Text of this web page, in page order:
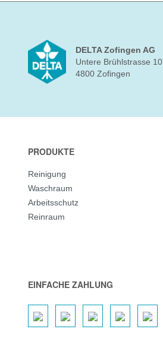
DELTA Zofingen AG
Untere Brühlstrasse 10
4800 Zofingen
PRODUKTE
Reinigung
Waschraum
Arbeitsschutz
Reinraum
EINFACHE ZAHLUNG